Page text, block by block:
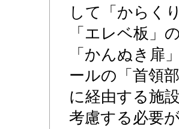
して「からく
「エレベ板」
「かんぬき扉
ールの「首領
に経由する施
考慮する必要